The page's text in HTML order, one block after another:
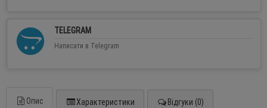
TELEGRAM
Написати в Telegram
Опис Характеристики Відгуки (0)